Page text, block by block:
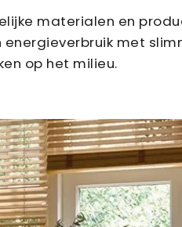
materialen en
met
op het milieu.